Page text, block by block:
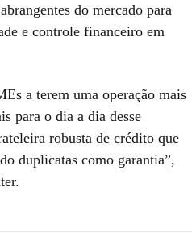
do mercado para
e controle financeiro em
a terem uma operação mais
para o dia a dia desse
robusta de crédito que
duplicatas como garantia”,